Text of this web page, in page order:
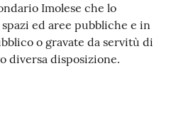
Imolese che lo
ed aree pubbliche e in
o gravate da servitù di
diversa disposizione.